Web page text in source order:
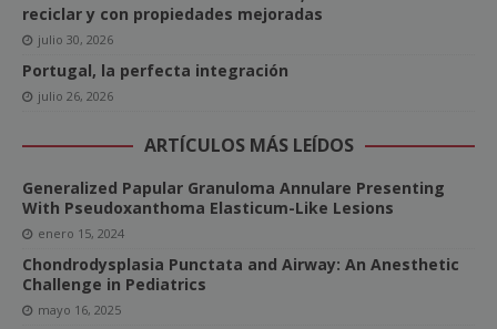
reciclar y con propiedades mejoradas
julio 30, 2026
Portugal, la perfecta integración
julio 26, 2026
ARTÍCULOS MÁS LEÍDOS
Generalized Papular Granuloma Annulare Presenting
With Pseudoxanthoma Elasticum-Like Lesions
enero 15, 2024
Chondrodysplasia Punctata and Airway: An Anesthetic
Challenge in Pediatrics
mayo 16, 2025